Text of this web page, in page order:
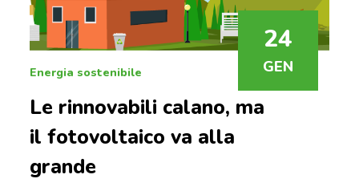
24
GEN
Energia sostenibile
Le rinnovabili calano, ma
il fotovoltaico va alla
grande